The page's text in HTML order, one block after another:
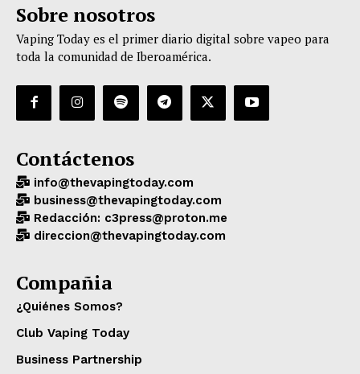
Sobre nosotros
Vaping Today es el primer diario digital sobre vapeo para
toda la comunidad de Iberoamérica.
Contáctenos
info@thevapingtoday.com
business@thevapingtoday.com
Redacción: c3press@proton.me
direccion@thevapingtoday.com
Compañia
¿Quiénes Somos?
Club Vaping Today
Business Partnership